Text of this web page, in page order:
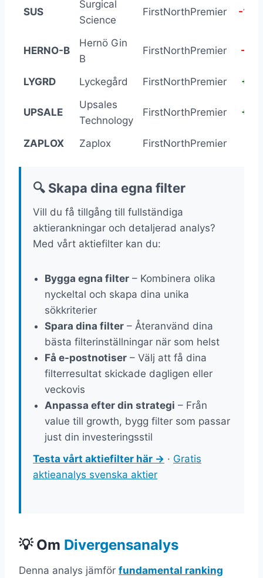
SUS
Surgical
Science
FirstNorthPremier -18.5
HERNO-B
Hernö Gin
B
FirstNorthPremier -17.8
LYGRD Lyckegård FirstNorthPremier +9.9
UPSALE
Upsales
Technology
FirstNorthPremier +9.9
ZAPLOX Zaplox FirstNorthPremier
🔍 Skapa dina egna filter
Vill du få tillgång till fullständiga
aktierankningar och detaljerad analys?
Med vårt aktiefilter kan du:
Bygga egna filter – Kombinera olika
nyckeltal och skapa dina unika
sökkriterier
Spara dina filter – Återanvänd dina
bästa filterinställningar när som helst
Få e-postnotiser – Välj att få dina
filterresultat skickade dagligen eller
veckovis
Anpassa efter din strategi – Från
value till growth, bygg filter som passar
just din investeringsstil
Testa vårt aktiefilter här → · Gratis
aktieanalys svenska aktier
💡 Om Divergensanalys
Denna analys jämför fundamental ranking